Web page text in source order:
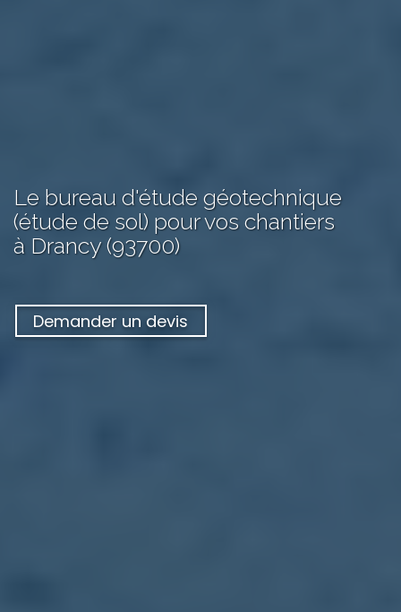
Le bureau d'étude géotechnique
(étude de sol) pour vos chantiers
à Drancy (93700)
Demander un devis